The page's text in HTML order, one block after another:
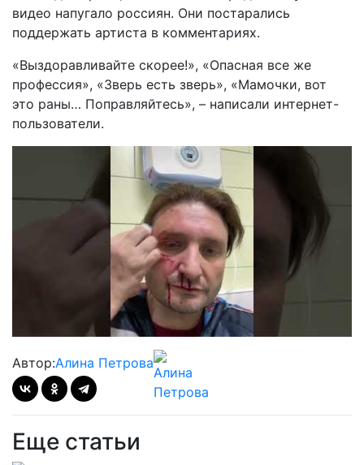
видео напугало россиян. Они постарались
поддержать артиста в комментариях.
«Выздоравливайте скорее!», «Опасная все же
профессия», «Зверь есть зверь», «Мамочки, вот
это раны… Поправляйтесь», – написали интернет-
пользователи.
Автор:Алина Петрова
Еще статьи